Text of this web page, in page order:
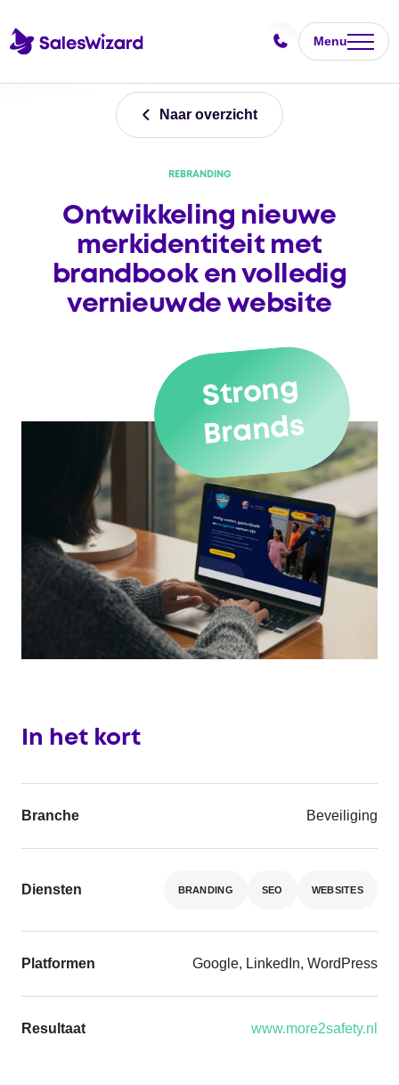
Menu
Naar overzicht
REBRANDING
Ontwikkeling nieuwe
merkidentiteit met
brandbook en volledig
vernieuwde website
Strong
Brands
In het kort
Branche Beveiliging
Diensten BRANDING SEO WEBSITES
Platformen Google, LinkedIn, WordPress
Resultaat www.more2safety.nl